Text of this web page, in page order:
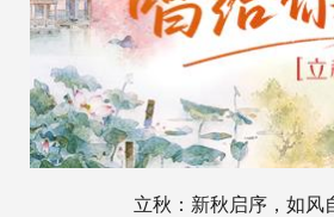
立秋：新秋启序，如风